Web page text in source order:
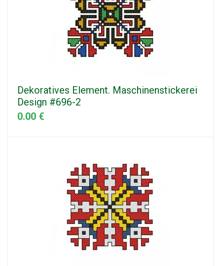
Dekoratives Element. Maschinenstickerei
Design #696-2
0.00 €